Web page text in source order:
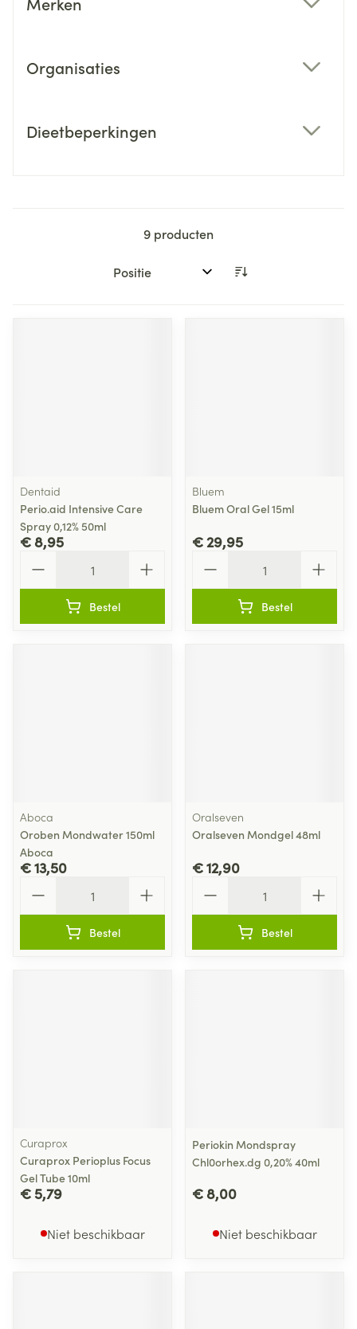
Organisaties
Dieetbeperkingen
9 producten
Sorteer op:
Dentaid
Perio.aid Intensive Care
Spray 0,12% 50ml
€ 8,95
Bestel
Bluem
Bluem Oral Gel 15ml
€ 29,95
Bestel
Aboca
Oroben Mondwater 150ml
Aboca
€ 13,50
Bestel
Oralseven
Oralseven Mondgel 48ml
€ 12,90
Bestel
Curaprox
Curaprox Perioplus Focus
Gel Tube 10ml
€ 5,79
Niet beschikbaar
Periokin Mondspray
Chl0orhex.dg 0,20% 40ml
€ 8,00
Niet beschikbaar